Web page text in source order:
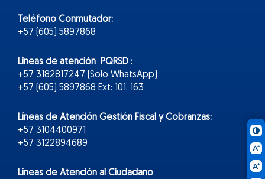
Teléfono Conmutador:
+57 (605) 5897868
Líneas de atención PQRSD :
+57 3182817247 (Solo WhatsApp)
+57 (605) 5897868 Ext: 101, 163
Líneas de Atención Gestión Fiscal y Cobranzas:
+57 3104400971
+57 3122894689
Líneas de Atención al Ciudadano